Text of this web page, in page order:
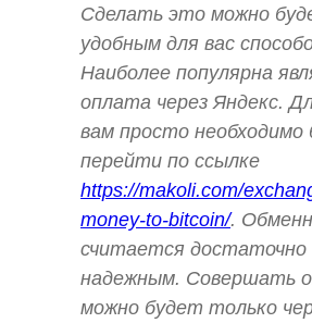
Сделать это можно
удобным для вас
Наиболее популярна
оплата через Яндекс.
вам просто необходимо
перейти по ссылке
https://makoli.com/
money-to-bitcoin/.
считается достаточно
надежным. Совершать
можно будет только